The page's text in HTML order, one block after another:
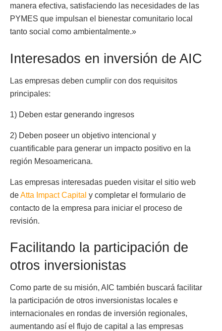
manera efectiva, satisfaciendo las necesidades de las
PYMES que impulsan el bienestar comunitario local
tanto social como ambientalmente.»
Interesados en inversión de AIC
Las empresas deben cumplir con dos requisitos
principales:
1) Deben estar generando ingresos
2) Deben poseer un objetivo intencional y
cuantificable para generar un impacto positivo en la
región Mesoamericana.
Las empresas interesadas pueden visitar el sitio web
deAtta Impact Capital y completar el formulario de
contacto de la empresa para iniciar el proceso de
revisión.
Facilitando la participación de
otros inversionistas
Como parte de su misión, AIC también buscará facilitar
la participación de otros inversionistas locales e
internacionales en rondas de inversión regionales,
aumentando así el flujo de capital a las empresas